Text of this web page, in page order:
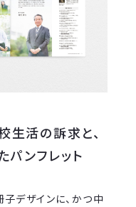
活の訴求と、
ンフレット
デザインに、かつ中